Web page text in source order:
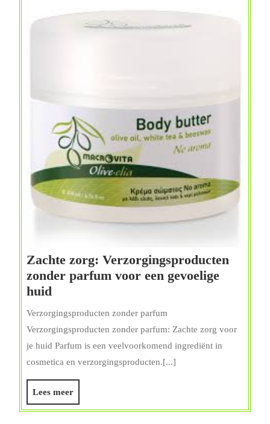
Zachte zorg: Verzorgingsproducten
zonder parfum voor een gevoelige
huid
zorg:
Verzorgingsproducten
zonder
parfum
voor
een
gevoelige
huid
Verzorgingsproducten zonder parfum
Verzorgingsproducten zonder parfum: Zachte zorg voor
je huid Parfum is een veelvoorkomend ingrediënt in
cosmetica en verzorgingsproducten.[...]
Lees meerLees
meer